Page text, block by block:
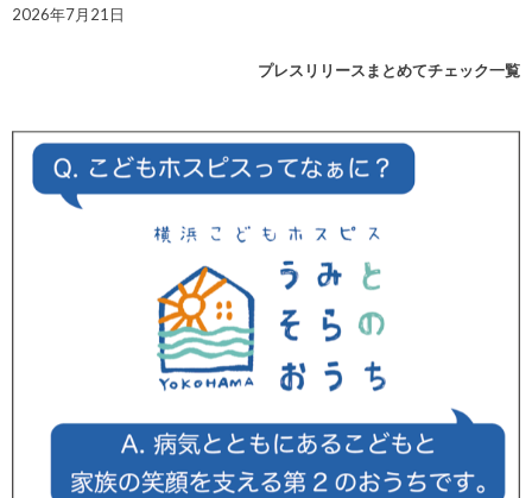
2026年7月21日
プレスリリースまとめてチェック一覧